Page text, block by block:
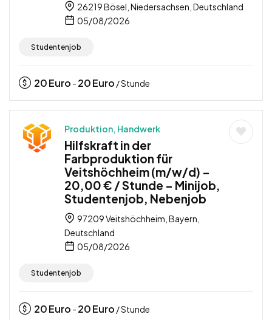
26219 Bösel, Niedersachsen, Deutschland
05/08/2026
Studentenjob
20Euro - 20Euro / Stunde
Produktion, Handwerk
Hilfskraft in der
Farbproduktion für
Veitshöchheim (m/w/d) –
20,00 € / Stunde – Minijob,
Studentenjob, Nebenjob
97209 Veitshöchheim, Bayern,
Deutschland
05/08/2026
Studentenjob
20Euro - 20Euro / Stunde